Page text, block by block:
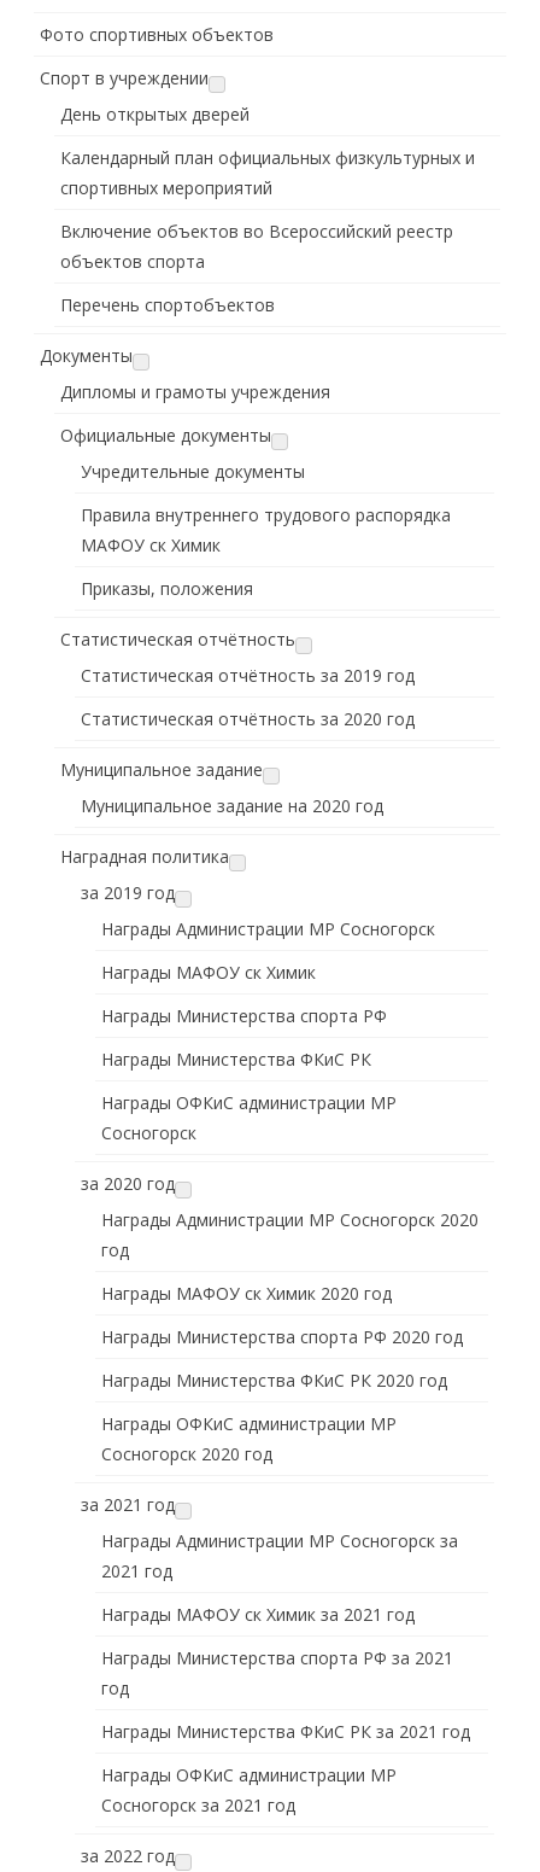
Фото спортивных объектов
Спорт в учреждении
День открытых дверей
Календарный план официальных физкультурных и
спортивных мероприятий
Включение объектов во Всероссийский реестр
объектов спорта
Перечень спортобъектов
Документы
Дипломы и грамоты учреждения
Официальные документы
Учредительные документы
Правила внутреннего трудового распорядка
МАФОУ ск Химик
Приказы, положения
Статистическая отчётность
Статистическая отчётность за 2019 год
Статистическая отчётность за 2020 год
Муниципальное задание
Муниципальное задание на 2020 год
Наградная политика
за 2019 год
Награды Администрации МР Сосногорск
Награды МАФОУ ск Химик
Награды Министерства спорта РФ
Награды Министерства ФКиС РК
Награды ОФКиС администрации МР
Сосногорск
за 2020 год
Награды Администрации МР Сосногорск 2020
год
Награды МАФОУ ск Химик 2020 год
Награды Министерства спорта РФ 2020 год
Награды Министерства ФКиС РК 2020 год
Награды ОФКиС администрации МР
Сосногорск 2020 год
за 2021 год
Награды Администрации МР Сосногорск за
2021 год
Награды МАФОУ ск Химик за 2021 год
Награды Министерства спорта РФ за 2021
год
Награды Министерства ФКиС РК за 2021 год
Награды ОФКиС администрации МР
Сосногорск за 2021 год
за 2022 год